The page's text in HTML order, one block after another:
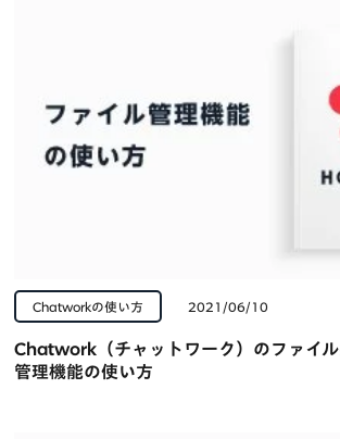
Chatworkの使い方 2021/06/10
Chatwork（チャットワーク）のファイ
管理機能の使い方